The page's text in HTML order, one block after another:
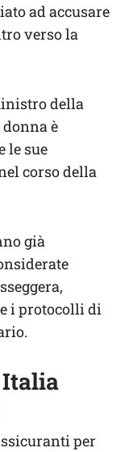
ad accusare
verso la
della
donna è
le sue
corso della
già
i protocolli di
per